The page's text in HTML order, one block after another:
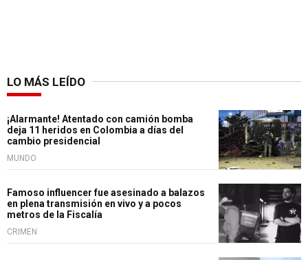
LO MÁS LEÍDO
¡Alarmante! Atentado con camión bomba
deja 11 heridos en Colombia a días del
cambio presidencial
MUNDO
Famoso influencer fue asesinado a balazos
en plena transmisión en vivo y a pocos
metros de la Fiscalía
CRIMEN